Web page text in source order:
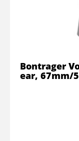
Bontrager
ear, 67mm/